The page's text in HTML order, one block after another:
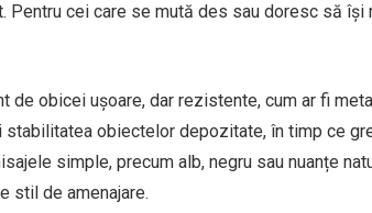
cei care se mută des sau doresc să își
de obicei ușoare, dar rezistente, cum ar fi
obiectelor depozitate, în timp ce
simple, precum alb, negru sau nuanțe
stil de amenajare.